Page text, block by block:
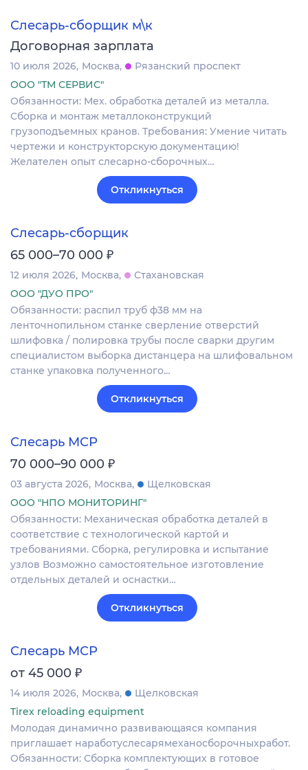
Слесарь-сборщик м\к
Договорная зарплата
10 июля 2026 Москва
Рязанский проспект
ООО "ТМ СЕРВИС"
Обязанности: Мех. обработка деталей из металла.
Сборка и монтаж металлоконструкций
грузоподъемных кранов. Требования: Умение читать
чертежи и конструкторскую документацию!
Желателен опыт слесарно-сборочных…
Откликнуться
Слесарь-сборщик
65 000–70 000 ₽
12 июля 2026 Москва
Стахановская
ООО "ДУО ПРО"
Обязанности: распил труб ф38 мм на
ленточнопильном станке сверление отверстий
шлифовка / полировка трубы после сварки другим
специалистом выборка дистанцера на шлифовальном
станке упаковка полученного…
Откликнуться
Слесарь МСР
70 000–90 000 ₽
03 августа 2026 Москва
Щелковская
ООО "НПО МОНИТОРИНГ"
Обязанности: Механическая обработка деталей в
соответствие с технологической картой и
требованиями. Сборка, регулировка и испытание
узлов Возможно самостоятельное изготовление
отдельных деталей и оснастки…
Откликнуться
Слесарь МСР
от 45 000 ₽
14 июля 2026 Москва
Щелковская
Tirex reloading equipment
Молодая динамично развивающаяся компания
приглашает наработуслесарямеханосборочныхработ.
Обязанности: Сборка комплектующих в готовое